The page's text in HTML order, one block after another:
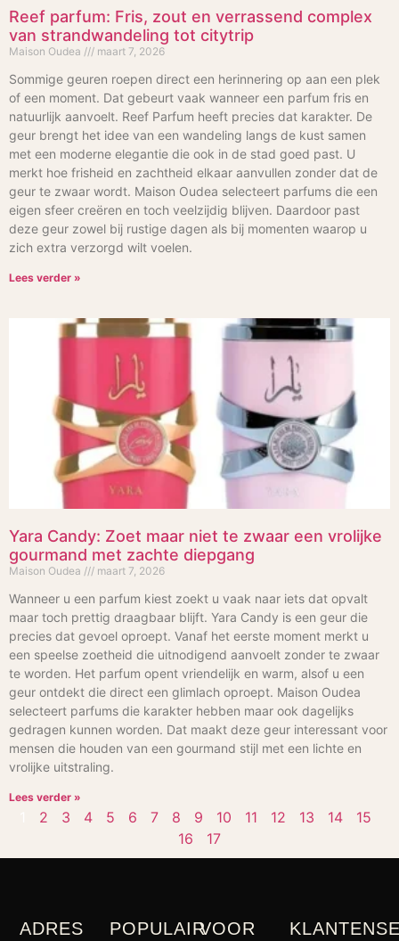
Reef parfum: Fris, zout en verrassend complex
van strandwandeling tot citytrip
Maison Oudea maart 7, 2026
Sommige geuren roepen direct een herinnering op aan een plek
of een moment. Dat gebeurt vaak wanneer een parfum fris en
natuurlijk aanvoelt. Reef Parfum heeft precies dat karakter. De
geur brengt het idee van een wandeling langs de kust samen
met een moderne elegantie die ook in de stad goed past. U
merkt hoe frisheid en zachtheid elkaar aanvullen zonder dat de
geur te zwaar wordt. Maison Oudea selecteert parfums die een
eigen sfeer creëren en toch veelzijdig blijven. Daardoor past
deze geur zowel bij rustige dagen als bij momenten waarop u
zich extra verzorgd wilt voelen.
Lees verder »
Yara Candy: Zoet maar niet te zwaar een vrolijke
gourmand met zachte diepgang
Maison Oudea maart 7, 2026
Wanneer u een parfum kiest zoekt u vaak naar iets dat opvalt
maar toch prettig draagbaar blijft. Yara Candy is een geur die
precies dat gevoel oproept. Vanaf het eerste moment merkt u
een speelse zoetheid die uitnodigend aanvoelt zonder te zwaar
te worden. Het parfum opent vriendelijk en warm, alsof u een
geur ontdekt die direct een glimlach oproept. Maison Oudea
selecteert parfums die karakter hebben maar ook dagelijks
gedragen kunnen worden. Dat maakt deze geur interessant voor
mensen die houden van een gourmand stijl met een lichte en
vrolijke uitstraling.
Lees verder »
2 3 4 5 6 7 8 9 10 11 12 13 14
15
16
17
ADRES POPULAIRVOOR